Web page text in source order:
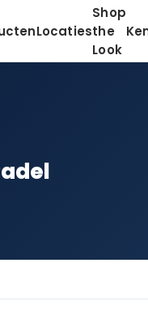
Locaties
Shop
the
Look